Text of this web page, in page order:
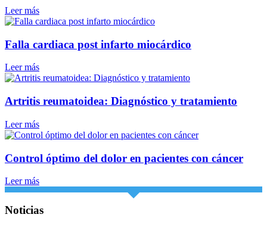
Leer más
Falla cardiaca post infarto miocárdico
Leer más
Artritis reumatoidea: Diagnóstico y tratamiento
Leer más
Control óptimo del dolor en pacientes con cáncer
Leer más
Noticias